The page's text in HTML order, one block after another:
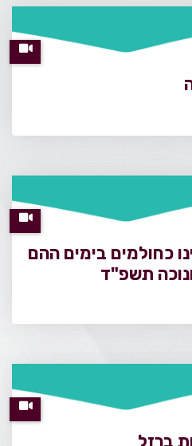
כחולמים בימים ההם
תשפ"ד
ברזל